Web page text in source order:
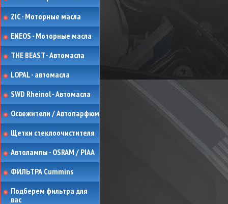
ZIC - Моторные масла
ENEOS - Моторные масла
THE BEAST - Автомасла
LOPAL - автомасла
SWD Rheinol - Автомасла
Освежители / Автопарфюм
Щетки стеклоочистителя
Автолампы - OSRAM / PIAA
ФИЛЬТРА Cummins
Подберем фильтра для
вас